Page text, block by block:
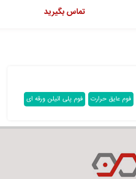
فوم عایق حرارت فوم پلی اتیلن ورقه ای